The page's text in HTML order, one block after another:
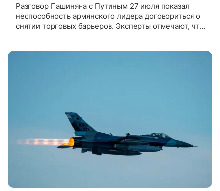
Разговор Пашиняна с Путиным 27 июля показал
неспособность армянского лидера договориться о
снятии торговых барьеров. Эксперты отмечают, что